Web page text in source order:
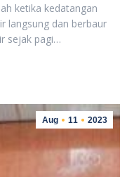
ketika kedatangan
langsung dan berbaur
sejak pagi…
Aug 11 2023